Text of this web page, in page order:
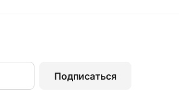
Подписаться